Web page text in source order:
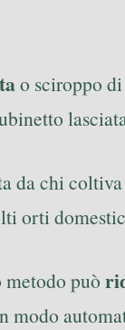
o sciroppo
da chi
orti
metodo può